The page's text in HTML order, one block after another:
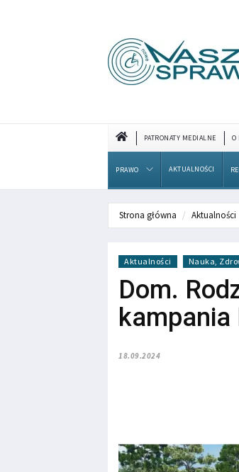
PATRONATY MEDIALNE O
PRAWO AKTUALNOŚCI
Strona główna Aktualności
Aktualności Nauka,
Dom.
18.09.2024